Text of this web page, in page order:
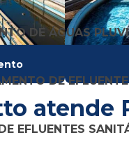
DE ÁGUAS
DE
EFLUENTES
Empresa de
de água
Empresa de
atende